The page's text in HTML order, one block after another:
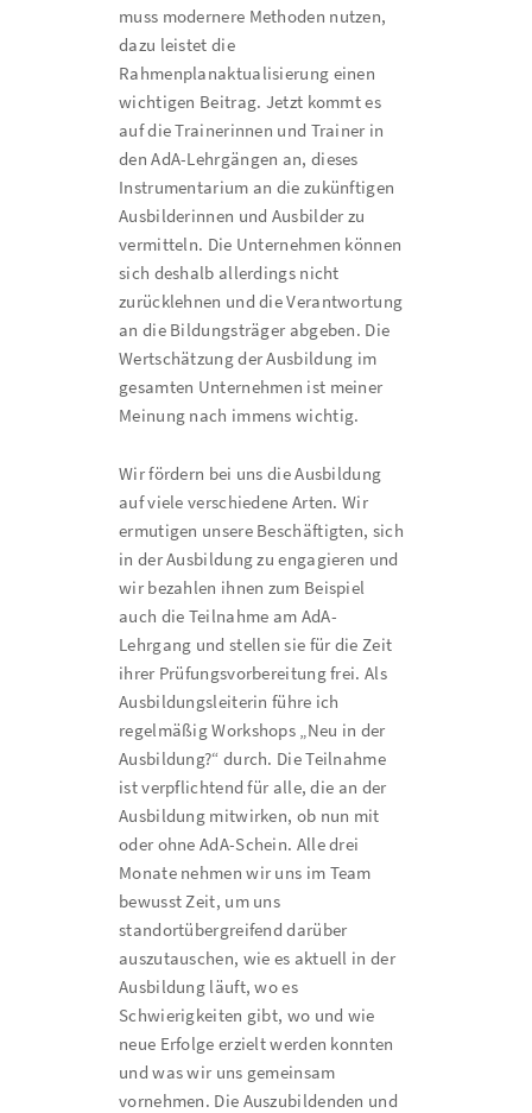
muss modernere Methoden nutzen,
dazu leistet die
Rahmenplanaktualisierung einen
wichtigen Beitrag. Jetzt kommt es
auf die Trainerinnen und Trainer in
den AdA-Lehrgängen an, dieses
Instrumentarium an die zukünftigen
Ausbilderinnen und Ausbilder zu
vermitteln. Die Unternehmen können
sich deshalb allerdings nicht
zurücklehnen und die Verantwortung
an die Bildungsträger abgeben. Die
Wertschätzung der Ausbildung im
gesamten Unternehmen ist meiner
Meinung nach immens wichtig.
Wir fördern bei uns die Ausbildung
auf viele verschiedene Arten. Wir
ermutigen unsere Beschäftigten, sich
in der Ausbildung zu engagieren und
wir bezahlen ihnen zum Beispiel
auch die Teilnahme am AdA-
Lehrgang und stellen sie für die Zeit
ihrer Prüfungsvorbereitung frei. Als
Ausbildungsleiterin führe ich
regelmäßig Workshops „Neu in der
Ausbildung?“ durch. Die Teilnahme
ist verpflichtend für alle, die an der
Ausbildung mitwirken, ob nun mit
oder ohne AdA-Schein. Alle drei
Monate nehmen wir uns im Team
bewusst Zeit, um uns
standortübergreifend darüber
auszutauschen, wie es aktuell in der
Ausbildung läuft, wo es
Schwierigkeiten gibt, wo und wie
neue Erfolge erzielt werden konnten
und was wir uns gemeinsam
vornehmen. Die Auszubildenden und